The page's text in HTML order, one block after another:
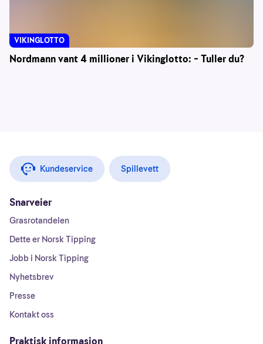
Nordmann vant 4 millioner i Vikinglotto: – Tuller du?
VIKINGLOTTO
Kundeservice Spillevett
Snarveier
Grasrotandelen
Dette er Norsk Tipping
Jobb i Norsk Tipping
Nyhetsbrev
Presse
Kontakt oss